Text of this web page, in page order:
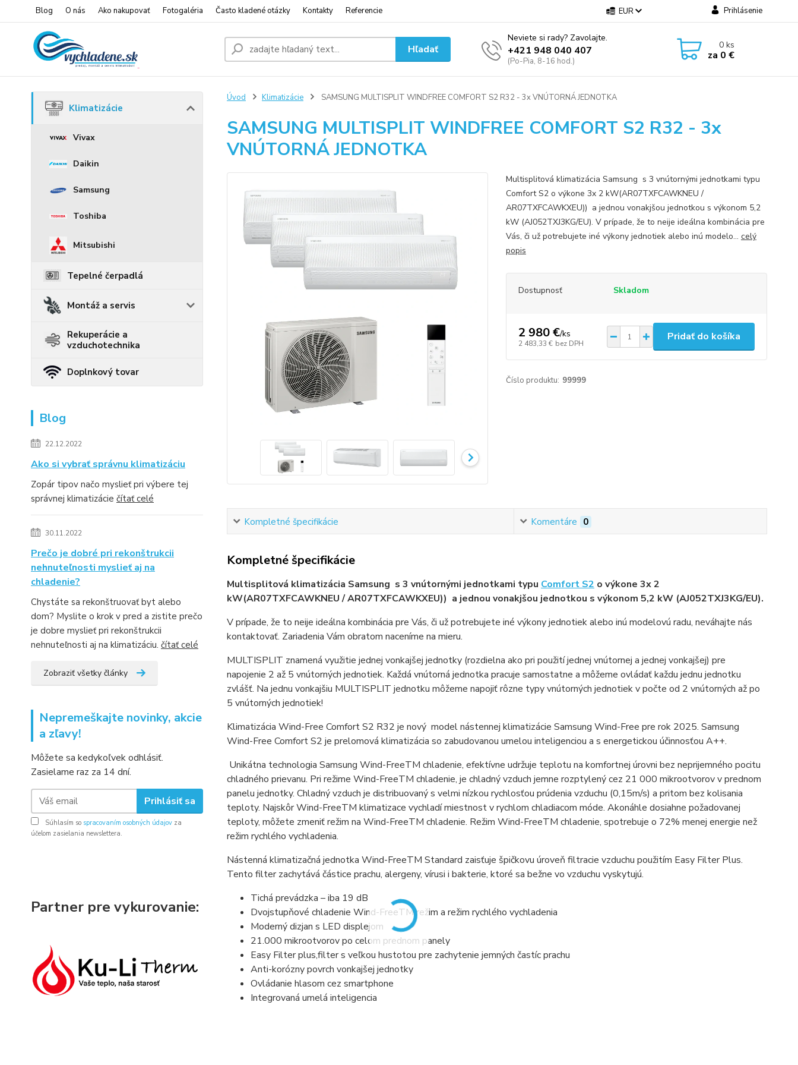
Blog O nás Ako nakupovať Fotogaléria Často kladené otázky Kontakty Referencie EUR Prihlásenie
Hľadať
Neviete si rady? Zavolajte.
+421 948 040 407
(Po-Pia, 8-16 hod.)
0ks
za 0 €
Klimatizácie
Vivax
Daikin
Samsung
Toshiba
Mitsubishi
Tepelné čerpadlá
Montáž a servis
Rekuperácie a
vzduchotechnika
Doplnkový tovar
Blog
22.12.2022
Ako si vybrať správnu klimatizáciu
Zopár tipov načo myslieť pri výbere tej
správnej klimatizácie čítať celé
30.11.2022
Prečo je dobré pri rekonštrukcii
nehnuteľnosti myslieť aj na
chladenie?
Chystáte sa rekonštruovať byt alebo
dom? Myslite o krok v pred a zistite prečo
je dobre myslieť pri rekonštrukcii
nehnuteľnosti aj na klimatizáciu. čítať celé
Zobraziť všetky články
Nepremeškajte novinky, akcie
a zľavy!
Môžete sa kedykoľvek odhlásiť.
Zasielame raz za 14 dní.
Prihlásiť sa
Súhlasím so spracovaním osobných údajov za
účelom zasielania newslettera.
Partner pre vykurovanie:
Úvod Klimatizácie SAMSUNG MULTISPLIT WINDFREE COMFORT S2 R32 - 3x VNÚTORNÁ JEDNOTKA
SAMSUNG MULTISPLIT WINDFREE COMFORT S2 R32 - 3x
VNÚTORNÁ JEDNOTKA
Multisplitová klimatizácia Samsung s 3 vnútornými jednotkami typu
Comfort S2 o výkone 3x 2 kW(AR07TXFCAWKNEU /
AR07TXFCAWKXEU)) a jednou vonakjšou jednotkou s výkonom 5,2
kW (AJ052TXJ3KG/EU). V prípade, že to neije ideálna kombinácia pre
Vás, či už potrebujete iné výkony jednotiek alebo inú modelo... celý
popis
Dostupnosť Skladom
2 980 €/ks
2 483,33 € bez DPH
Pridať do košíka
Číslo produktu: 99999
Kompletné špecifikácie Komentáre 0
Kompletné špecifikácie
Multisplitová klimatizácia Samsung s 3 vnútornými jednotkami typu Comfort S2 o výkone 3x 2
kW(AR07TXFCAWKNEU / AR07TXFCAWKXEU)) a jednou vonakjšou jednotkou s výkonom 5,2 kW (AJ052TXJ3KG/EU).
V prípade, že to neije ideálna kombinácia pre Vás, či už potrebujete iné výkony jednotiek alebo inú modelovú radu, neváhajte nás
kontaktovať. Zariadenia Vám obratom naceníme na mieru.
MULTISPLIT znamená využitie jednej vonkajšej jednotky (rozdielna ako pri použití jednej vnútornej a jednej vonkajšej) pre
napojenie 2 až 5 vnútorných jednotiek. Každá vnútorná jednotka pracuje samostatne a môžeme ovládať každu jednu jednotku
zvlášť. Na jednu vonkajšiu MULTISPLIT jednotku môžeme napojiť rôzne typy vnútorných jednotiek v počte od 2 vnútorných až po
5 vnútorných jednotiek!
Klimatizácia Wind-Free Comfort S2 R32 je nový model nástennej klimatizácie Samsung Wind-Free pre rok 2025. Samsung
Wind-Free Comfort S2 je prelomová klimatizácia so zabudovanou umelou inteligenciou a s energetickou účinnosťou A++.
Unikátna technologia Samsung Wind-FreeTM chladenie, efektívne udržuje teplotu na komfortnej úrovni bez neprijemného pocitu
chladného prievanu. Pri režime Wind-FreeTM chladenie, je chladný vzduch jemne rozptylený cez 21 000 mikrootvorov v prednom
panelu jednotky. Chladný vzduch je distribuovaný s velmi nízkou rychlosťou prúdenia vzduchu (0,15m/s) a pritom bez kolisania
teploty. Najskôr Wind-FreeTM klimatizace vychladí miestnost v rychlom chladiacom móde. Akonáhle dosiahne požadovanej
teploty, môžete zmeniť režim na Wind-FreeTM chladenie. Režim Wind-FreeTM chladenie, spotrebuje o 72% menej energie než
režim rychlého vychladenia.
Nástenná klimatizačná jednotka Wind-FreeTM Standard zaisťuje špičkovu úroveň filtracie vzduchu použitím Easy Filter Plus.
Tento filter zachytává částice prachu, alergeny, vírusi i bakterie, ktoré sa bežne vo vzduchu vyskytujú.
Tichá prevádzka – iba 19 dB
Dvojstupňové chladenie Wind-FreeTM režim a režim rychlého vychladenia
Moderný dizjan s LED displejom
21.000 mikrootvorov po celom prednom panely
Easy Filter plus,filter s veľkou hustotou pre zachytenie jemných častíc prachu
Anti-korózny povrch vonkajšej jednotky
Ovládanie hlasom cez smartphone
Integrovaná umelá inteligencia